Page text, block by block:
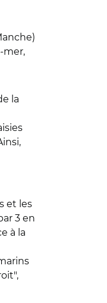
mer,
la
et les
3 en
à la